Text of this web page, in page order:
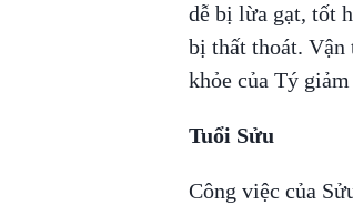
dễ bị lừa gạt, tốt
bị thất thoát. Vận
khỏe của Tý
Tuổi Sửu
Công việc của